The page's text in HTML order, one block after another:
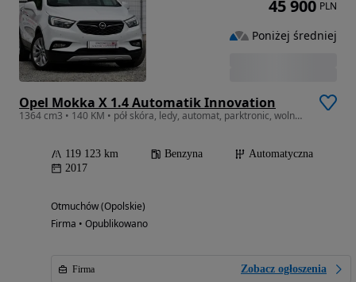
Opel Mokka X 1.4 Automatik Innovation
1364 cm3 • 140 KM • pół skóra, ledy, automat, parktronic, wolne ręce IDEALNY STAN
119 123 km Benzyna
Automatyczna
2017
Otmuchów (Opolskie)
Firma • Opublikowano
Firma Zobacz ogłoszenia
45 900 PLN
Poniżej średniej